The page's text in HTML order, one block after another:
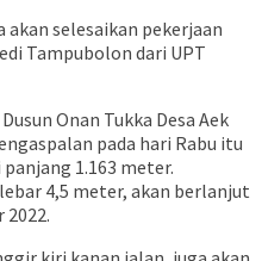
selesaikan pekerjaan
Tampubolon dari UPT
Onan Tukka Desa Aek
pada hari Rabu itu
1.163 meter.
4,5 meter, akan berlanjut
2022.